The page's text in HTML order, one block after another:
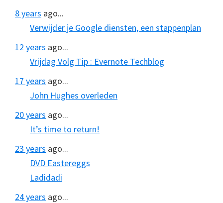
8 years ago...
Verwijder je Google diensten, een stappenplan
12 years ago...
Vrijdag Volg Tip : Evernote Techblog
17 years ago...
John Hughes overleden
20 years ago...
It’s time to return!
23 years ago...
DVD Eastereggs
Ladidadi
24 years ago...